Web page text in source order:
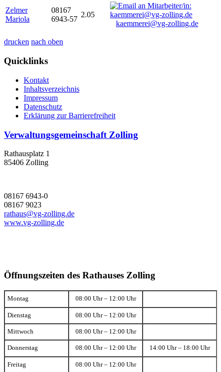
Zelmer
Mariola
08167
6943-57
2.05
kaemmerei@vg-zolling.de
drucken nach oben
Quicklinks
Kontakt
Inhaltsverzeichnis
Impressum
Datenschutz
Erklärung zur Barrierefreiheit
Verwaltungsgemeinschaft Zolling
Rathausplatz 1
85406 Zolling
08167 6943-0
08167 9023
rathaus@vg-zolling.de
www.vg-zolling.de
Öffnungszeiten des Rathauses Zolling
Montag 08:00 Uhr – 12:00 Uhr
Dienstag 08:00 Uhr – 12:00 Uhr
Mittwoch 08:00 Uhr – 12:00 Uhr
Donnerstag 08:00 Uhr – 12:00 Uhr 14:00 Uhr – 18:00 Uhr
Freitag 08:00 Uhr – 12:00 Uhr